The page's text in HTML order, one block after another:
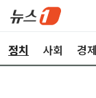
정치 사회 경제